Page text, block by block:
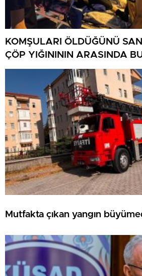
KOMŞULARI ÖLDÜĞÜNÜ
ÇÖP YIĞINININ ARASINDA
Mutfakta çıkan yangın